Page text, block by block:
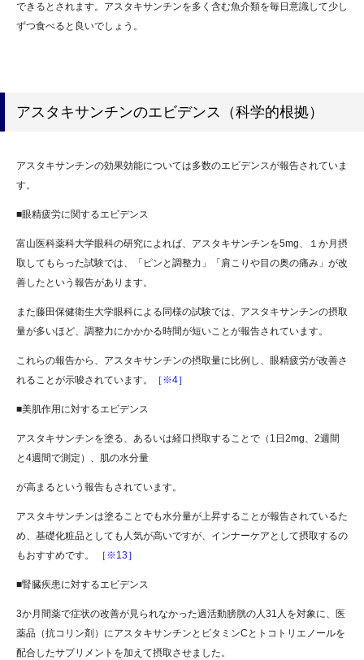
できるとされます。アスタキサンチンを多く含む魚介類を毎日意識して少し
ずつ食べると良いでしょう。
アスタキサンチンのエビデンス（科学的根拠）
アスタキサンチンの効果効能については多数のエビデンスが報告されていま
す。
■眼精疲労に関するエビデンス
富山医科薬科大学眼科の研究によれば、アスタキサンチンを5mg、１か月摂
取してもらった試験では、「ピンと調整力」「肩こりや目の奥の痛み」が改
善したという報告があります。
また藤田保健衛生大学眼科による同様の試験では、アスタキサンチンの摂取
量が多いほど、調整力にかかかる時間が短いことが報告されています。
これらの報告から、アスタキサンチンの摂取量に比例し、眼精疲労が改善さ
れることが示唆されています。
［※4］
■美肌作用に対するエビデンス
アスタキサンチンを塗る、あるいは経口摂取することで（1日2mg、2週間
と4週間で測定）、肌の水分量
が高まるという報告もされています。
アスタキサンチンは塗ることでも水分量が上昇することが報告されているた
め、基礎化粧品としても人気が高いですが、インナーケアとして摂取するの
もおすすめです。
［※13］
■腎臓疾患に対するエビデンス
3か月間薬で症状の改善が見られなかった過活動膀胱の人31人を対象に、医
薬品（抗コリン剤）にアスタキサンチンとビタミンCとトコトリエノールを
配合したサプリメントを加えて摂取させました。